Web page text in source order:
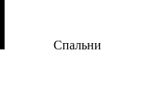
Спальни